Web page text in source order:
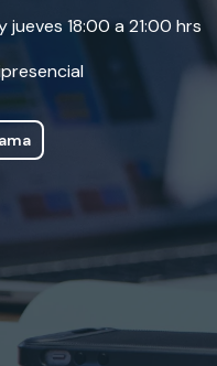
jueves 18:00 a 21:00 hrs